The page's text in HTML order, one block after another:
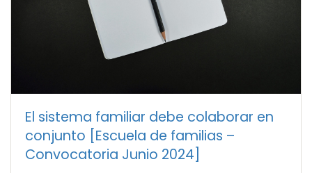
El sistema familiar debe colaborar en
conjunto [Escuela de familias –
Convocatoria Junio 2024]